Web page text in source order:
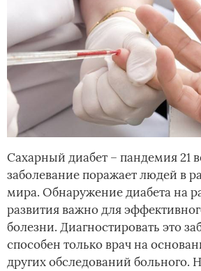
Сахарный диабет – пандемия 21
заболевание поражает людей в
мира. Обнаружение диабета на
развития важно для
болезни. Диагностировать это
способен только врач на
других обследований больного.